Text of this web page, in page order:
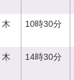
木 10時30分
木 14時30分